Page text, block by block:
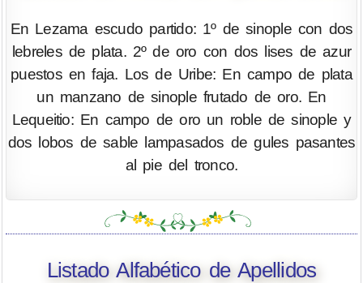
En Lezama escudo partido: 1º de sinople con dos
lebreles de plata. 2º de oro con dos lises de azur
puestos en faja. Los de Uribe: En campo de plata
un manzano de sinople frutado de oro. En
Lequeitio: En campo de oro un roble de sinople y
dos lobos de sable lampasados de gules pasantes
al pie del tronco.
Listado Alfabético de Apellidos